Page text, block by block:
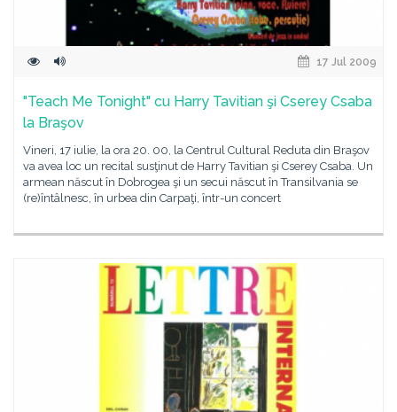
17 Jul 2009
"Teach Me Tonight" cu Harry Tavitian şi Cserey Csaba
la Braşov
Vineri, 17 iulie, la ora 20. 00, la Centrul Cultural Reduta din Braşov
va avea loc un recital susţinut de Harry Tavitian şi Cserey Csaba. Un
armean născut în Dobrogea şi un secui născut în Transilvania se
(re)întâlnesc, în urbea din Carpaţi, într-un concert